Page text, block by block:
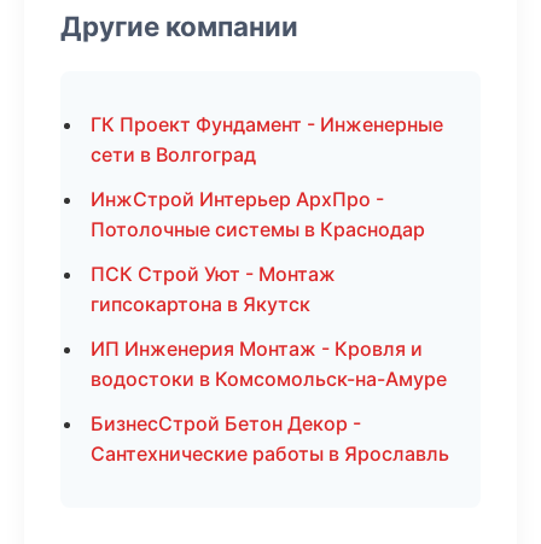
Другие компании
ГК Проект Фундамент - Инженерные
сети в Волгоград
ИнжСтрой Интерьер АрхПро -
Потолочные системы в Краснодар
ПСК Строй Уют - Монтаж
гипсокартона в Якутск
ИП Инженерия Монтаж - Кровля и
водостоки в Комсомольск-на-Амуре
БизнесСтрой Бетон Декор -
Сантехнические работы в Ярославль